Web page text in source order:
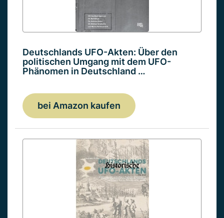
Deutschlands UFO-Akten: Über den
politischen Umgang mit dem UFO-
Phänomen in Deutschland …
bei Amazon kaufen